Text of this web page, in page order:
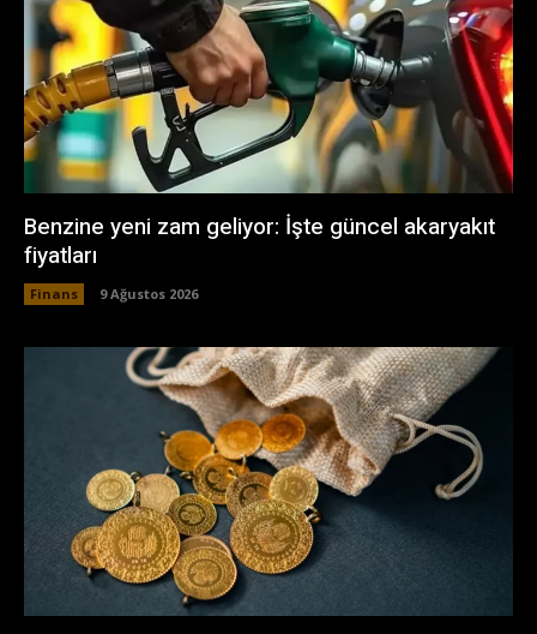
Benzine yeni zam geliyor: İşte güncel akaryakıt
fiyatları
Finans 9 Ağustos 2026